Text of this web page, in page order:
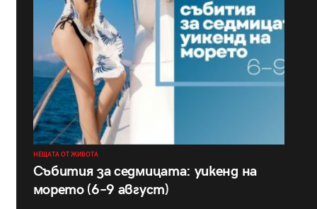
НЕЩАТА ОТ ЖИВОТА
Събития за седмицата: уикенд на
морето (6–9 август)